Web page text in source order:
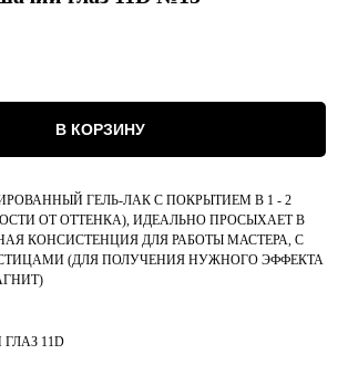
В КОРЗИНУ
ГЕЛЬ-ЛАК С ПОКРЫТИЕМ В 1 - 2
ОТ ОТТЕНКА), ИДЕАЛЬНО ПРОСЫХАЕТ В
КОНСИСТЕНЦИЯ ДЛЯ РАБОТЫ МАСТЕРА, С
(ДЛЯ ПОЛУЧЕНИЯ НУЖНОГО ЭФФЕКТА
11D